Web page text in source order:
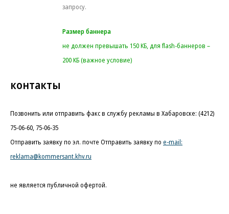
запросу.
Размер баннера
не должен превышать 150 КБ, для flash-баннеров –
200 КБ (важное условие)
контакты
Позвонить или отправить факс в службу рекламы в Хабаровске: (4212)
75-06-60, 75-06-35
Отправить заявку по эл. почте Отправить заявку по e-mail:
reklama@kommersant.khv.ru
не является публичной офертой.